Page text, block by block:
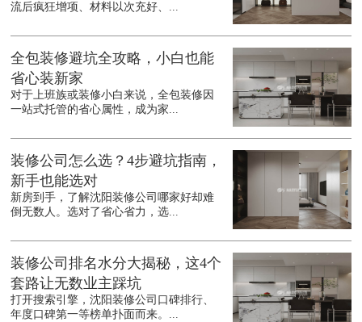
流后疯狂增项、材料以次充好、...
全包装修避坑全攻略，小白也能
省心装新家
对于上班族或装修小白来说，全包装修因
一站式托管的省心属性，成为家...
装修公司怎么选？4步避坑指南，
新手也能选对
新房到手，了解沈阳装修公司哪家好却难
倒无数人。选对了省心省力，选...
装修公司排名水分大揭秘，这4个
套路让无数业主踩坑
打开搜索引擎，沈阳装修公司口碑排行、
年度口碑第一等榜单扑面而来。...